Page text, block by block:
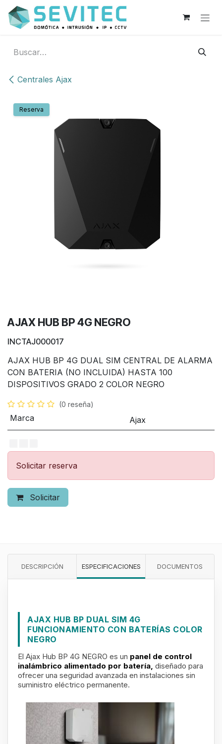
Ir al contenido
Centrales Ajax
Reserva
AJAX HUB BP 4G NEGRO
INCTAJ000017
AJAX HUB BP 4G DUAL SIM CENTRAL DE ALARMA
CON BATERIA (NO INCLUIDA) HASTA 100
DISPOSITIVOS GRADO 2 COLOR NEGRO
(0 reseña)
Marca Ajax
Solicitar reserva
Solicitar
DESCRIPCIÓN ESPECIFICACIONES DOCUMENTOS
AJAX HUB BP DUAL SIM 4G
FUNCIONAMIENTO CON BATERÍAS COLOR
NEGRO
El Ajax Hub BP 4G NEGRO es un panel de control
inalámbrico alimentado por batería, diseñado para
ofrecer una seguridad avanzada en instalaciones sin
suministro eléctrico permanente.